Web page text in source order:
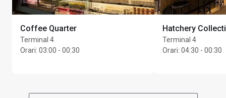
Coffee Quarter
Terminal 4
Orari: 03:00 - 00:30
Hatchery
Terminal 4
Orari: 04:30 - 00:30